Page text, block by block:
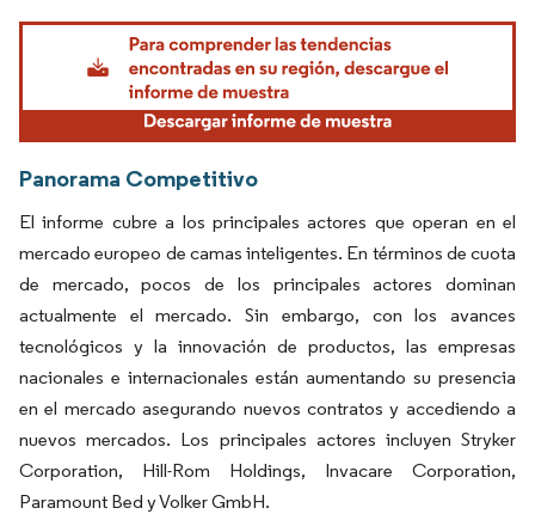
Imagen © Mordor Intelligence. El uso requiere atribución según CC BY 4.0.
Panorama Competitivo
El informe cubre a los principales actores que operan en el
mercado europeo de camas inteligentes. En términos de cuota
de mercado, pocos de los principales actores dominan
actualmente el mercado. Sin embargo, con los avances
tecnológicos y la innovación de productos, las empresas
nacionales e internacionales están aumentando su presencia
en el mercado asegurando nuevos contratos y accediendo a
nuevos mercados. Los principales actores incluyen Stryker
Corporation, Hill-Rom Holdings, Invacare Corporation,
Paramount Bed y Volker GmbH.